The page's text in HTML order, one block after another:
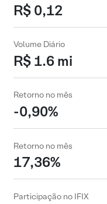
R$ 0,12
Volume Diário
R$ 1.6 mi
Retorno no mês
-0,90%
Retorno no mês
17,36%
Participação no IFIX